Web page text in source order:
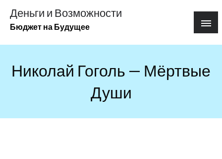
содержимому
Деньги и Возможности
Бюджет на Будущее
Николай Гоголь — Мёртвые
Души